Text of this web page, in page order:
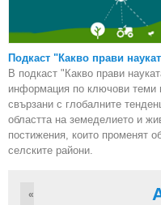
Подкаст "Какво прави
В подкаст "Какво прави
информация по ключови теми
свързани с глобалните
областта на земеделието и
постижения, които променят
селските райони.
«